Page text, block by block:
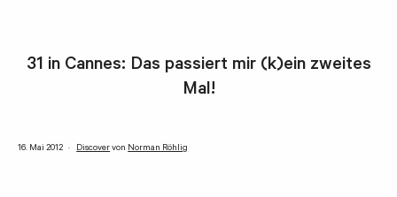
31 in Cannes: Das passiert mir (k)ein zweites
Mal!
16. Mai 2012 DiscovervonNorman Röhlig